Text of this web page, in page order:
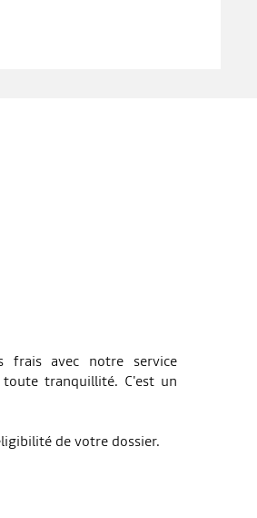
frais avec notre service
tranquillité. C'est un
de votre dossier.